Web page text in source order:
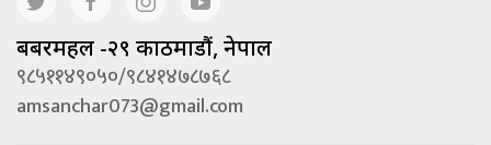
बबरमहल -२९ काठमाडौं, नेपाल
९८५११४९०५०/९८४१४७८७६८
amsanchar073@gmail.com